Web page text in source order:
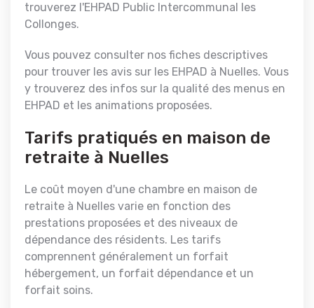
trouverez l'EHPAD Public Intercommunal les
Collonges.
Vous pouvez consulter nos fiches descriptives
pour trouver les avis sur les EHPAD à Nuelles. Vous
y trouverez des infos sur la qualité des menus en
EHPAD et les animations proposées.
Tarifs pratiqués en maison de
retraite à Nuelles
Le coût moyen d'une chambre en maison de
retraite à Nuelles varie en fonction des
prestations proposées et des niveaux de
dépendance des résidents. Les tarifs
comprennent généralement un forfait
hébergement, un forfait dépendance et un
forfait soins.